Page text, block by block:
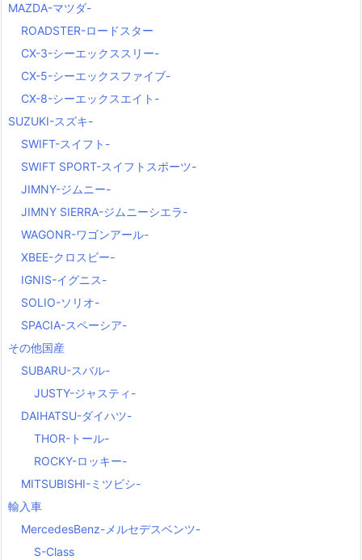
MAZDA-マツダ-
ROADSTER-ロードスター
CX-3-シーエックススリー-
CX-5-シーエックスファイブ-
CX-8-シーエックスエイト-
SUZUKI-スズキ-
SWIFT-スイフト-
SWIFT SPORT-スイフトスポーツ-
JIMNY-ジムニー-
JIMNY SIERRA-ジムニーシエラ-
WAGONR-ワゴンアール-
XBEE-クロスビー-
IGNIS-イグニス-
SOLIO-ソリオ-
SPACIA-スペーシア-
その他国産
SUBARU-スバル-
JUSTY-ジャスティ-
DAIHATSU-ダイハツ-
THOR-トール-
ROCKY-ロッキー-
MITSUBISHI-ミツビシ-
輸入車
MercedesBenz-メルセデスベンツ-
S-Class